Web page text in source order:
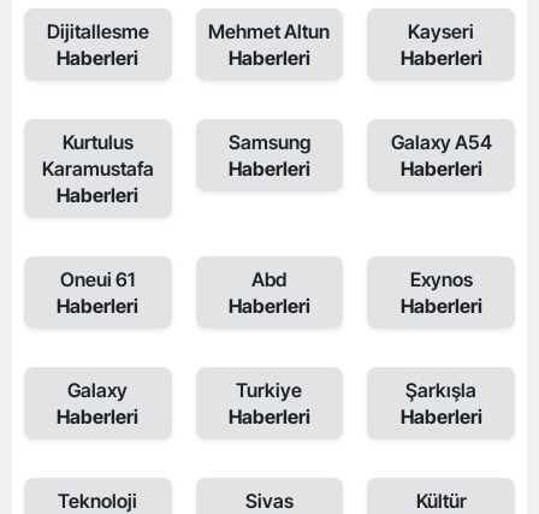
Dijitallesme
Haberleri
Mehmet Altun
Haberleri
Kayseri
Haberleri
Kurtulus
Karamustafa
Haberleri
Samsung
Haberleri
Galaxy A54
Haberleri
Oneui 61
Haberleri
Abd
Haberleri
Exynos
Haberleri
Galaxy
Haberleri
Turkiye
Haberleri
Şarkışla
Haberleri
Teknoloji
Sivas
Kültür